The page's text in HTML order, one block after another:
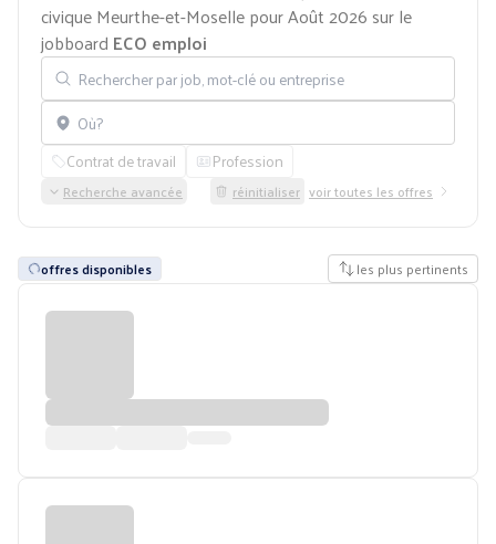
civique Meurthe-et-Moselle pour Août 2026 sur le
jobboard ECO emploi
Rechercher par job, mot-clé ou entreprise
Localisation
Contrat de travail Profession
Recherche avancée réinitialiser voir toutes les offres
offres disponibles les plus pertinents